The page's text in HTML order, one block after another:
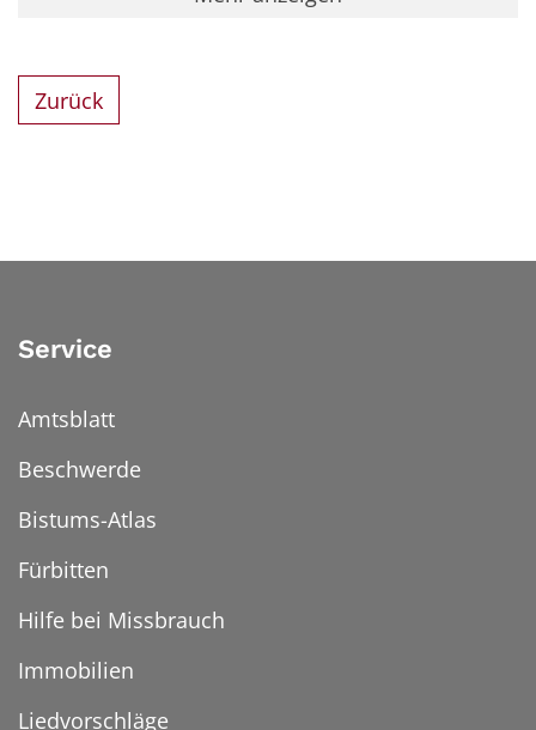
Zurück
Service
Amtsblatt
Beschwerde
Bistums-Atlas
Fürbitten
Hilfe bei Missbrauch
Immobilien
Liedvorschläge